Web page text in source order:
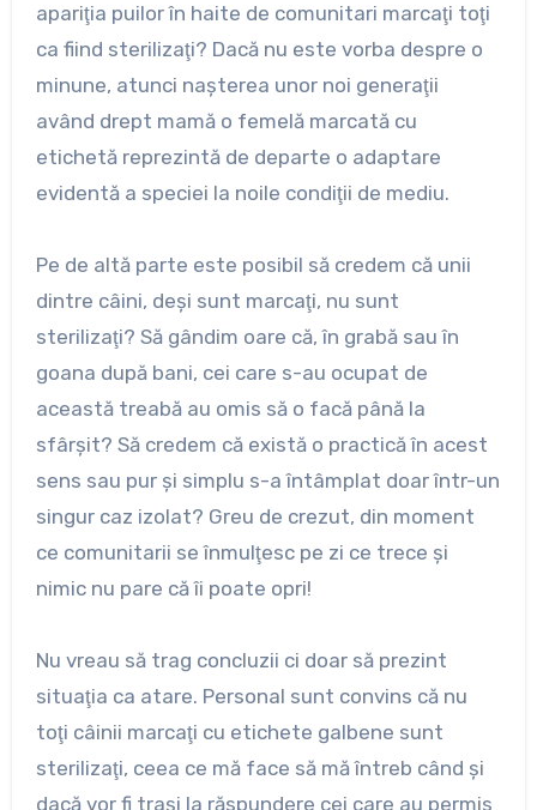
apariţia puilor în haite de comunitari marcaţi toţi
ca fiind sterilizaţi? Dacă nu este vorba despre o
minune, atunci naşterea unor noi generaţii
având drept mamă o femelă marcată cu
etichetă reprezintă de departe o adaptare
evidentă a speciei la noile condiţii de mediu.
Pe de altă parte este posibil să credem că unii
dintre câini, deşi sunt marcaţi, nu sunt
sterilizaţi? Să gândim oare că, în grabă sau în
goana după bani, cei care s-au ocupat de
această treabă au omis să o facă până la
sfârşit? Să credem că există o practică în acest
sens sau pur şi simplu s-a întâmplat doar într-un
singur caz izolat? Greu de crezut, din moment
ce comunitarii se înmulţesc pe zi ce trece şi
nimic nu pare că îi poate opri!
Nu vreau să trag concluzii ci doar să prezint
situaţia ca atare. Personal sunt convins că nu
toţi câinii marcaţi cu etichete galbene sunt
sterilizaţi, ceea ce mă face să mă întreb când şi
dacă vor fi traşi la răspundere cei care au permis